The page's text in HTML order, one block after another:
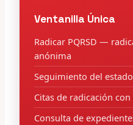
Ventanilla Única
Radicar PQRSD —
anónima
Seguimiento del
Citas de radicación
Consulta de